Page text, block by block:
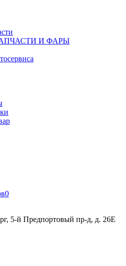
И ФАРЫ
0
5-й Предпортовый пр-д, д. 26Е